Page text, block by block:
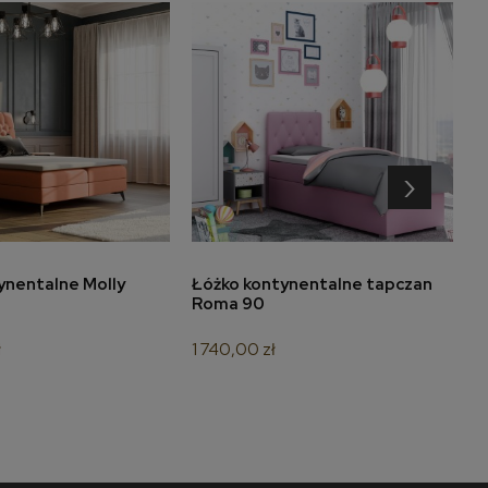
Molly
Łóżko kontynentalne tapczan
Roma 90
1 740,00 zł
›